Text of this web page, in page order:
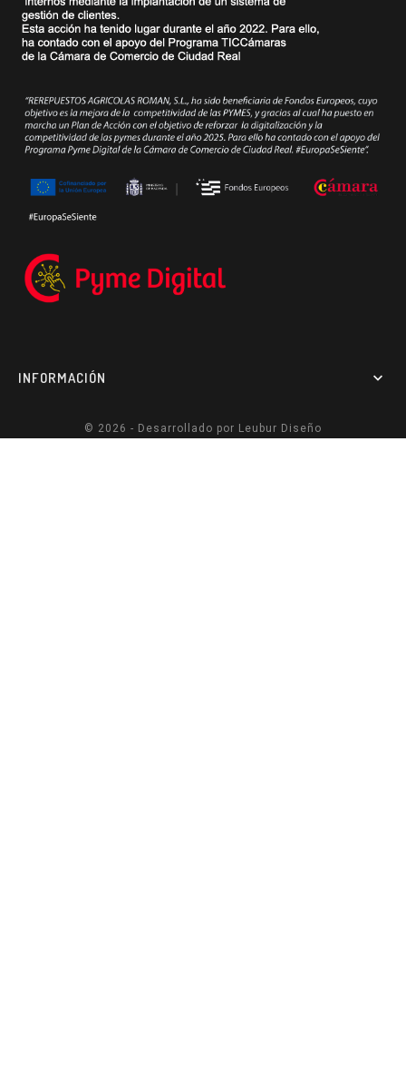
INFORMACIÓN 
© 2026 - Desarrollado por Leubur Diseño